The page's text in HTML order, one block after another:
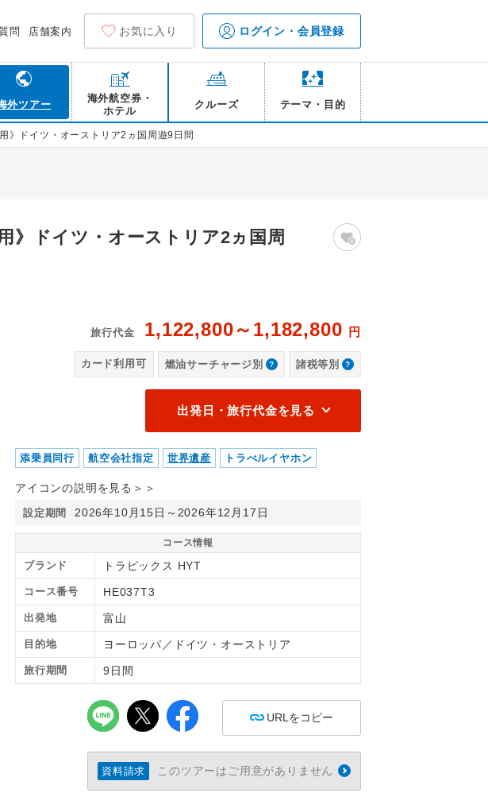
問 店舗案内 お気に入り ログイン・会員登録
外ツアー
海外航空券・
ホテル
クルーズ テーマ・目的
》ドイツ・オーストリア2ヵ国周遊9日間
》ドイツ・オーストリア2ヵ国周
旅行代金 1,122,800～1,182,800 円
カード利用可 燃油サーチャージ別 諸税等別
出発日・旅行代金を見る
添乗員同行 航空会社指定 世界遺産 トラべルイヤホン
アイコンの説明を見る＞＞
設定期間 2026年10月15日～2026年12月17日
コース情報
ブランド トラピックス HYT
コース番号 HE037T3
出発地 富山
目的地 ヨーロッパ／ドイツ・オーストリア
旅行期間 9日間
URLをコピー
資料請求 このツアーはご用意がありません